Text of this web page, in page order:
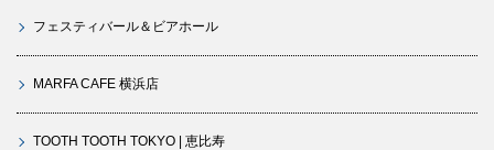
フェスティバール＆ビアホール
MARFA CAFE 横浜店
TOOTH TOOTH TOKYO | 恵比寿